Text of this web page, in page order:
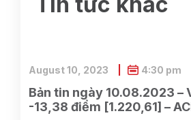
Bản tin ngày 10.08.2023 –
-13,38 điểm [1.220,61] –
August 10, 2023 4:30 pm